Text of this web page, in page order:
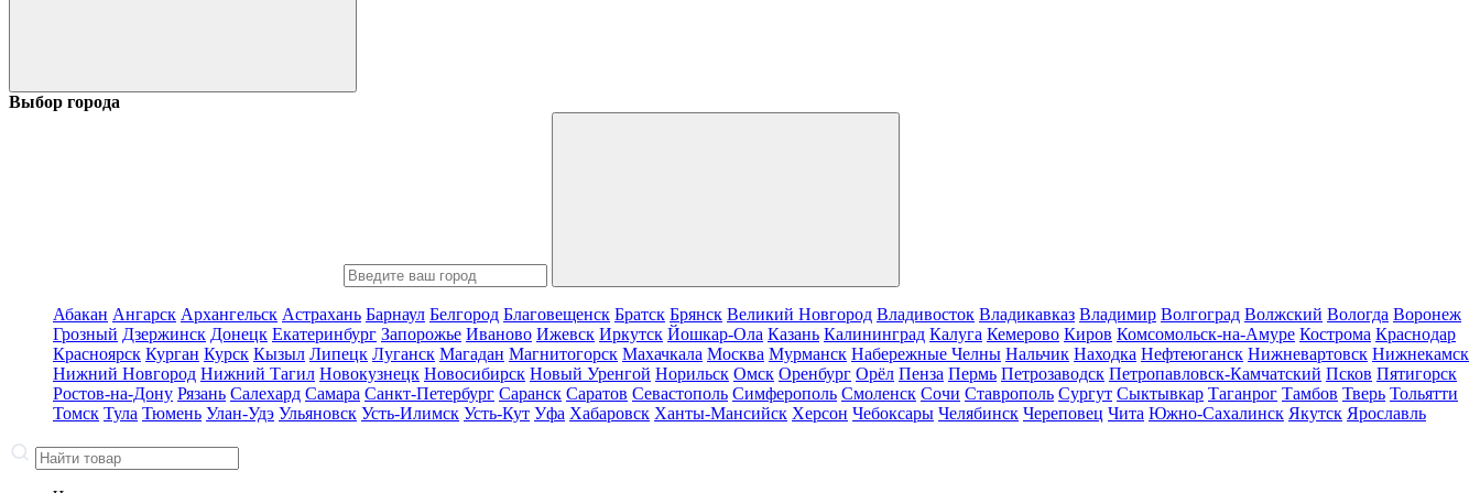
Выбор города
Абакан Ангарск Архангельск Астрахань Барнаул Белгород Благовещенск Братск Брянск Великий Новгород Владивосток Владикавказ Владимир Волгоград Волжский Вологда Воронеж
Грозный Дзержинск Донецк Екатеринбург Запорожье Иваново Ижевск Иркутск Йошкар-Ола Казань Калининград Калуга Кемерово Киров Комсомольск-на-Амуре Кострома Краснодар
Красноярск Курган Курск Кызыл Липецк Луганск Магадан Магнитогорск Махачкала Москва Мурманск Набережные Челны Нальчик Находка Нефтеюганск Нижневартовск Нижнекамск
Нижний Новгород Нижний Тагил Новокузнецк Новосибирск Новый Уренгой Норильск Омск Оренбург Орёл Пенза Пермь Петрозаводск Петропавловск-Камчатский Псков Пятигорск
Ростов-на-Дону Рязань Салехард Самара Санкт-Петербург Саранск Саратов Севастополь Симферополь Смоленск Сочи Ставрополь Сургут Сыктывкар Таганрог Тамбов Тверь Тольятти
Томск Тула Тюмень Улан-Удэ Ульяновск Усть-Илимск Усть-Кут Уфа Хабаровск Ханты-Мансийск Херсон Чебоксары Челябинск Череповец Чита Южно-Сахалинск Якутск Ярославль